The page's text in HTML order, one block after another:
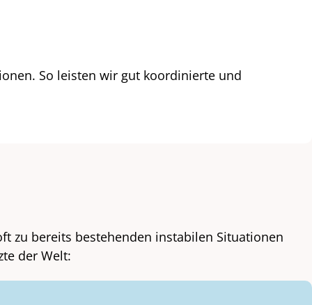
So leisten wir gut koordinierte und
zu bereits bestehenden instabilen Situationen
der Welt: